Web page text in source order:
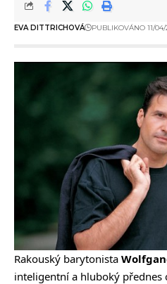
EVA DITTRICHOVÁ PUBLIKOVÁNO 11/04/
Rakouský barytonista
inteligentní a hluboký přednes